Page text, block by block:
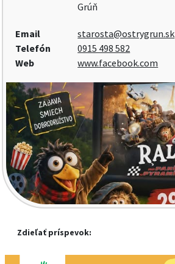
Grúň
Email
starosta@ostrygrun.sk
Telefón
0915 498 582
Web
www.facebook.com
Zdieľať príspevok: